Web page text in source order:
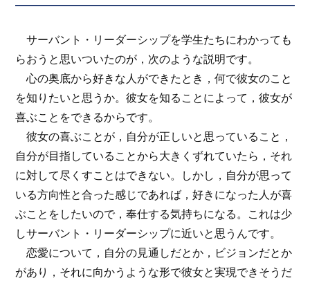
サーバント・リーダーシップを学生たちにわかっても
らおうと思いついたのが，次のような説明です。
心の奥底から好きな人ができたとき，何で彼女のこと
を知りたいと思うか。彼女を知ることによって，彼女が
喜ぶことをできるからです。
彼女の喜ぶことが，自分が正しいと思っていること，
自分が目指していることから大きくずれていたら，それ
に対して尽くすことはできない。しかし，自分が思って
いる方向性と合った感じであれば，好きになった人が喜
ぶことをしたいので，奉仕する気持ちになる。これは少
しサーバント・リーダーシップに近いと思うんです。
恋愛について，自分の見通しだとか，ビジョンだとか
があり，それに向かうような形で彼女と実現できそうだ